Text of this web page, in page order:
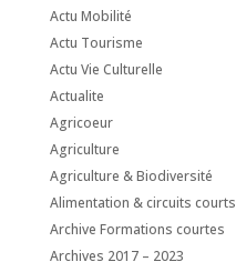
Actu Mobilité
Actu Tourisme
Actu Vie Culturelle
Actualite
Agricoeur
Agriculture
Agriculture & Biodiversité
Alimentation & circuits courts
Archive Formations courtes
Archives 2017 – 2023